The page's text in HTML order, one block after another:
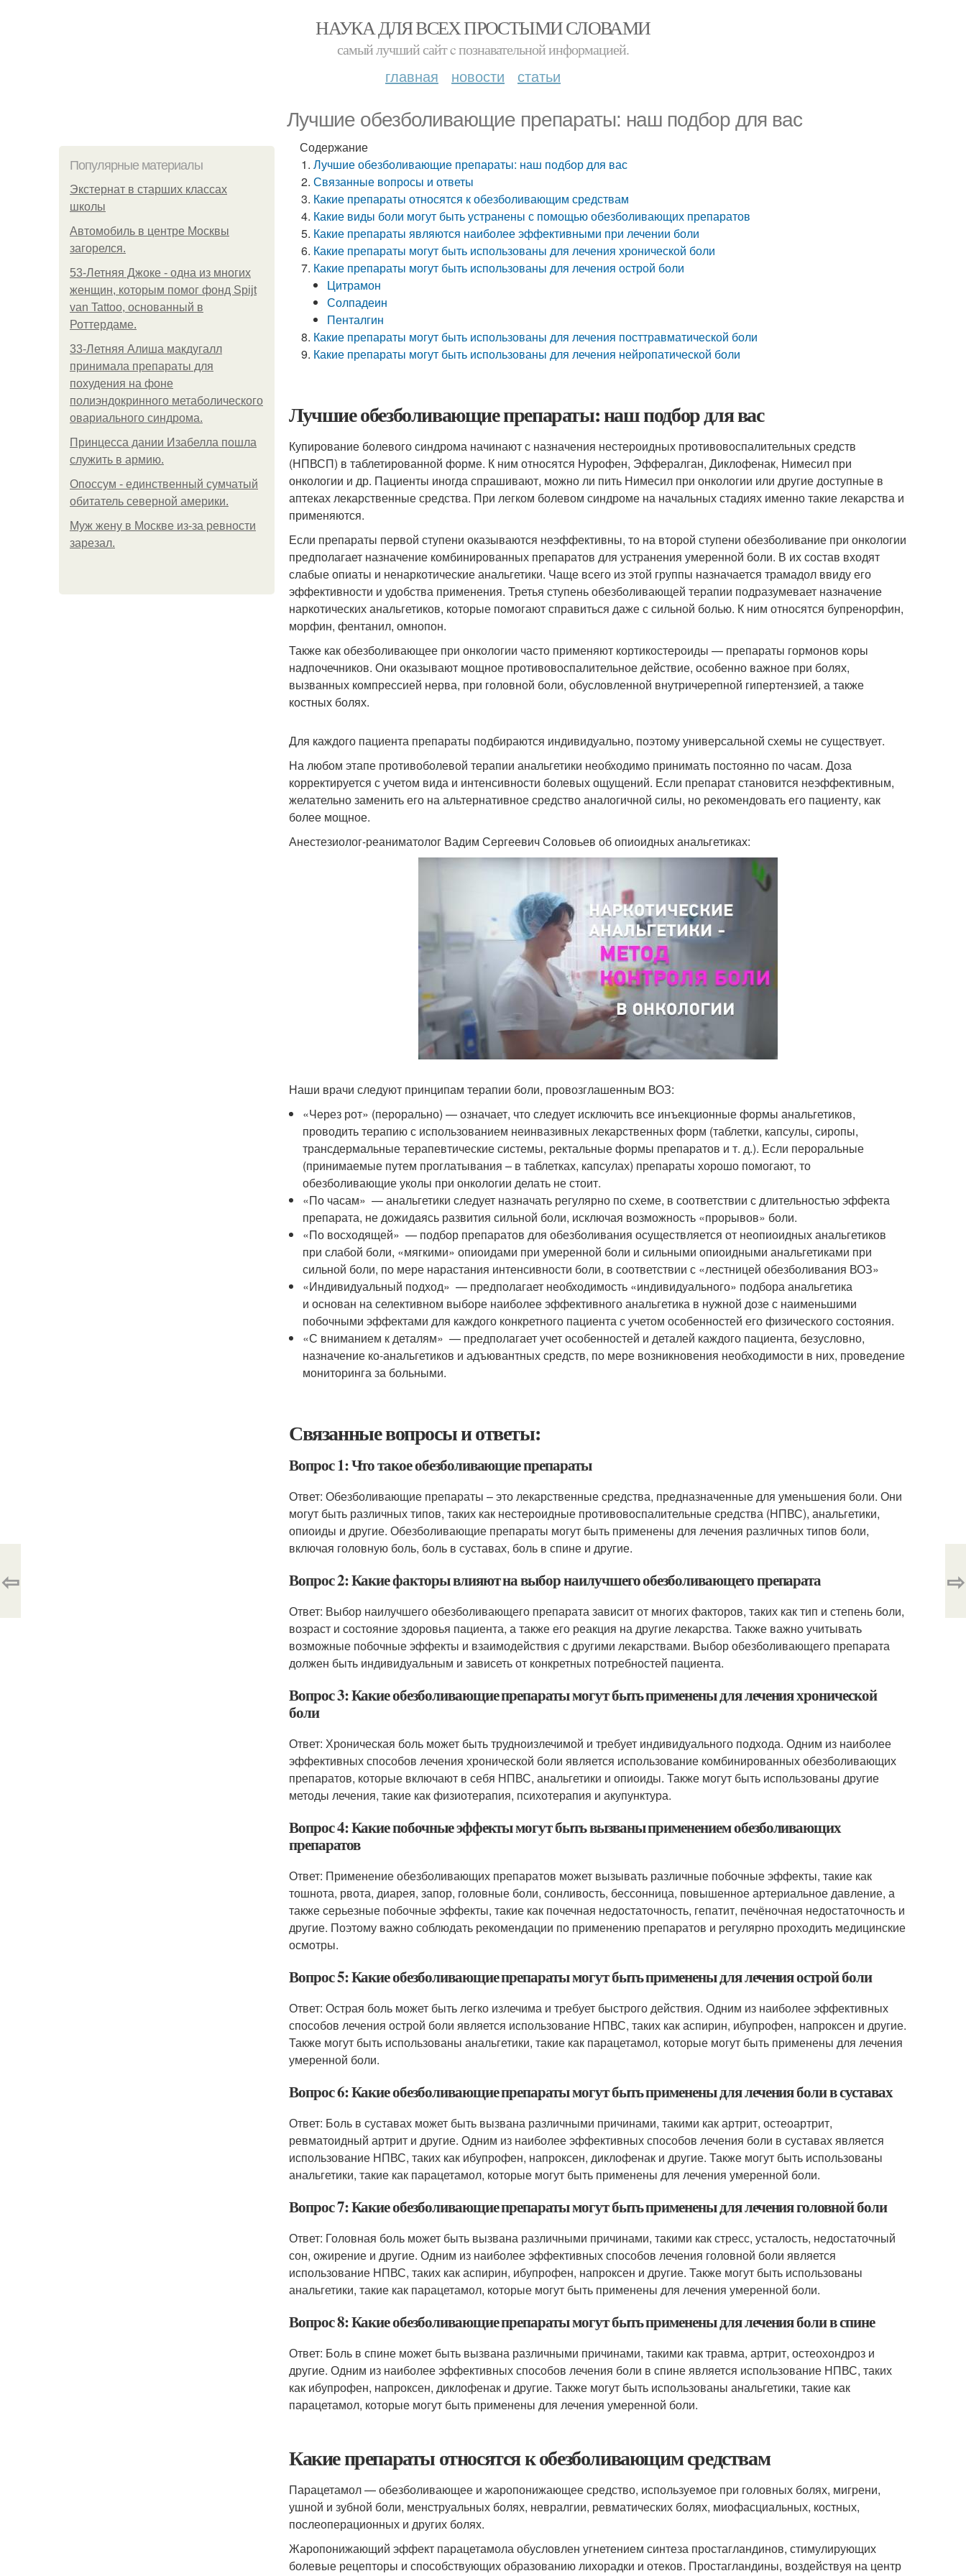
НАУКА ДЛЯ ВСЕХ ПРОСТЫМИ СЛОВАМИ
самый лучший сайт c познавательной информацией.
главная новости статьи
Лучшие обезболивающие препараты: наш подбор для вас
Популярные материалы
Экстернат в старших классах
школы
Автомобиль в центре Москвы
загорелся.
53-Летняя Джоке - одна из многих
женщин, которым помог фонд Spijt
van Tattoo, основанный в
Роттердаме.
33-Летняя Алиша макдугалл
принимала препараты для
похудения на фоне
полиэндокринного метаболического
овариального синдрома.
Принцесса дании Изабелла пошла
служить в армию.
Опоссум - единственный сумчатый
обитатель северной америки.
Mуж жену в Москве из-за ревности
зарезал.
Содержание
Лучшие обезболивающие препараты: наш подбор для вас
Связанные вопросы и ответы
Какие препараты относятся к обезболивающим средствам
Какие виды боли могут быть устранены с помощью обезболивающих препаратов
Какие препараты являются наиболее эффективными при лечении боли
Какие препараты могут быть использованы для лечения хронической боли
Какие препараты могут быть использованы для лечения острой боли
Цитрамон
Солпадеин
Пенталгин
Какие препараты могут быть использованы для лечения посттравматической боли
Какие препараты могут быть использованы для лечения нейропатической боли
Лучшие обезболивающие препараты: наш подбор для вас
Купирование болевого синдрома начинают с назначения нестероидных противовоспалительных средств
(НПВСП) в таблетированной форме. К ним относятся Нурофен, Эффералган, Диклофенак, Нимесил при
онкологии и др. Пациенты иногда спрашивают, можно ли пить Нимесил при онкологии или другие доступные в
аптеках лекарственные средства. При легком болевом синдроме на начальных стадиях именно такие лекарства и
применяются.
Если препараты первой ступени оказываются неэффективны, то на второй ступени обезболивание при онкологии
предполагает назначение комбинированных препаратов для устранения умеренной боли. В их состав входят
слабые опиаты и ненаркотические анальгетики. Чаще всего из этой группы назначается трамадол ввиду его
эффективности и удобства применения. Третья ступень обезболивающей терапии подразумевает назначение
наркотических анальгетиков, которые помогают справиться даже с сильной болью. К ним относятся бупренорфин,
морфин, фентанил, омнопон.
Также как обезболивающее при онкологии часто применяют кортикостероиды — препараты гормонов коры
надпочечников. Они оказывают мощное противовоспалительное действие, особенно важное при болях,
вызванных компрессией нерва, при головной боли, обусловленной внутричерепной гипертензией, а также
костных болях.
Для каждого пациента препараты подбираются индивидуально, поэтому универсальной схемы не существует.
На любом этапе противоболевой терапии анальгетики необходимо принимать постоянно по часам. Доза
корректируется с учетом вида и интенсивности болевых ощущений. Если препарат становится неэффективным,
желательно заменить его на альтернативное средство аналогичной силы, но рекомендовать его пациенту, как
более мощное.
Анестезиолог-реаниматолог Вадим Сергеевич Соловьев об опиоидных анальгетиках:
Наши врачи следуют принципам терапии боли, провозглашенным ВОЗ:
«Через рот» (перорально) — означает, что следует исключить все инъекционные формы анальгетиков,
проводить терапию с использованием неинвазивных лекарственных форм (таблетки, капсулы, сиропы,
трансдермальные терапевтические системы, ректальные формы препаратов и т. д.). Если пероральные
(принимаемые путем проглатывания – в таблетках, капсулах) препараты хорошо помогают, то
обезболивающие уколы при онкологии делать не стоит.
«По часам» — анальгетики следует назначать регулярно по схеме, в соответствии с длительностью эффекта
препарата, не дожидаясь развития сильной боли, исключая возможность «прорывов» боли.
«По восходящей» — подбор препаратов для обезболивания осуществляется от неопиоидных анальгетиков
при слабой боли, «мягкими» опиоидами при умеренной боли и сильными опиоидными анальгетиками при
сильной боли, по мере нарастания интенсивности боли, в соответствии с «лестницей обезболивания ВОЗ»
«Индивидуальный подход» — предполагает необходимость «индивидуального» подбора анальгетика
и основан на селективном выборе наиболее эффективного анальгетика в нужной дозе с наименьшими
побочными эффектами для каждого конкретного пациента с учетом особенностей его физического состояния.
«С вниманием к деталям» — предполагает учет особенностей и деталей каждого пациента, безусловно,
назначение ко-анальгетиков и адъювантных средств, по мере возникновения необходимости в них, проведение
мониторинга за больными.
Связанные вопросы и ответы:
Вопрос 1: Что такое обезболивающие препараты
Ответ: Обезболивающие препараты – это лекарственные средства, предназначенные для уменьшения боли. Они
могут быть различных типов, таких как нестероидные противовоспалительные средства (НПВС), анальгетики,
опиоиды и другие. Обезболивающие препараты могут быть применены для лечения различных типов боли,
включая головную боль, боль в суставах, боль в спине и другие.
Вопрос 2: Какие факторы влияют на выбор наилучшего обезболивающего препарата
Ответ: Выбор наилучшего обезболивающего препарата зависит от многих факторов, таких как тип и степень боли,
возраст и состояние здоровья пациента, а также его реакция на другие лекарства. Также важно учитывать
возможные побочные эффекты и взаимодействия с другими лекарствами. Выбор обезболивающего препарата
должен быть индивидуальным и зависеть от конкретных потребностей пациента.
Вопрос 3: Какие обезболивающие препараты могут быть применены для лечения хронической
боли
Ответ: Хроническая боль может быть трудноизлечимой и требует индивидуального подхода. Одним из наиболее
эффективных способов лечения хронической боли является использование комбинированных обезболивающих
препаратов, которые включают в себя НПВС, анальгетики и опиоиды. Также могут быть использованы другие
методы лечения, такие как физиотерапия, психотерапия и акупунктура.
Вопрос 4: Какие побочные эффекты могут быть вызваны применением обезболивающих
препаратов
Ответ: Применение обезболивающих препаратов может вызывать различные побочные эффекты, такие как
тошнота, рвота, диарея, запор, головные боли, сонливость, бессонница, повышенное артериальное давление, а
также серьезные побочные эффекты, такие как почечная недостаточность, гепатит, печёночная недостаточность и
другие. Поэтому важно соблюдать рекомендации по применению препаратов и регулярно проходить медицинские
осмотры.
Вопрос 5: Какие обезболивающие препараты могут быть применены для лечения острой боли
Ответ: Острая боль может быть легко излечима и требует быстрого действия. Одним из наиболее эффективных
способов лечения острой боли является использование НПВС, таких как аспирин, ибупрофен, напроксен и другие.
Также могут быть использованы анальгетики, такие как парацетамол, которые могут быть применены для лечения
умеренной боли.
Вопрос 6: Какие обезболивающие препараты могут быть применены для лечения боли в суставах
Ответ: Боль в суставах может быть вызвана различными причинами, такими как артрит, остеоартрит,
ревматоидный артрит и другие. Одним из наиболее эффективных способов лечения боли в суставах является
использование НПВС, таких как ибупрофен, напроксен, диклофенак и другие. Также могут быть использованы
анальгетики, такие как парацетамол, которые могут быть применены для лечения умеренной боли.
Вопрос 7: Какие обезболивающие препараты могут быть применены для лечения головной боли
Ответ: Головная боль может быть вызвана различными причинами, такими как стресс, усталость, недостаточный
сон, ожирение и другие. Одним из наиболее эффективных способов лечения головной боли является
использование НПВС, таких как аспирин, ибупрофен, напроксен и другие. Также могут быть использованы
анальгетики, такие как парацетамол, которые могут быть применены для лечения умеренной боли.
Вопрос 8: Какие обезболивающие препараты могут быть применены для лечения боли в спине
Ответ: Боль в спине может быть вызвана различными причинами, такими как травма, артрит, остеохондроз и
другие. Одним из наиболее эффективных способов лечения боли в спине является использование НПВС, таких
как ибупрофен, напроксен, диклофенак и другие. Также могут быть использованы анальгетики, такие как
парацетамол, которые могут быть применены для лечения умеренной боли.
Какие препараты относятся к обезболивающим средствам
Парацетамол — обезболивающее и жаропонижающее средство, используемое при головных болях, мигрени,
ушной и зубной боли, менструальных болях, невралгии, ревматических болях, миофасциальных, костных,
послеоперационных и других болях.
Жаропонижающий эффект парацетамола обусловлен угнетением синтеза простагландинов, стимулирующих
болевые рецепторы и способствующих образованию лихорадки и отеков. Простагландины, воздействуя на центр
⇦ ⇨